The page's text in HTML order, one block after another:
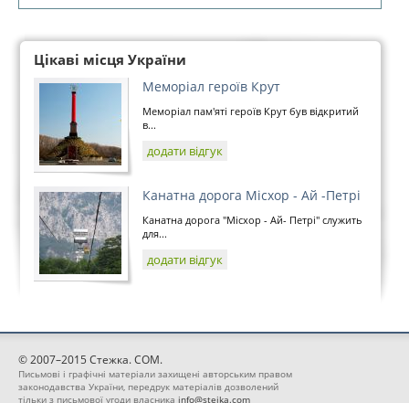
Цікаві місця України
Меморіал героїв Крут
Меморіал пам'яті героїв Крут був відкритий
в...
додати відгук
Канатна дорога Місхор - Ай -Петрі
Канатна дорога "Місхор - Ай- Петрі" служить
для...
додати відгук
© 2007–2015 Стежка. COM.
Письмові і графічні матеріали захищені авторським правом
законодавства України, передрук матеріалів дозволений
тільки з письмової угоди власника info@stejka.com